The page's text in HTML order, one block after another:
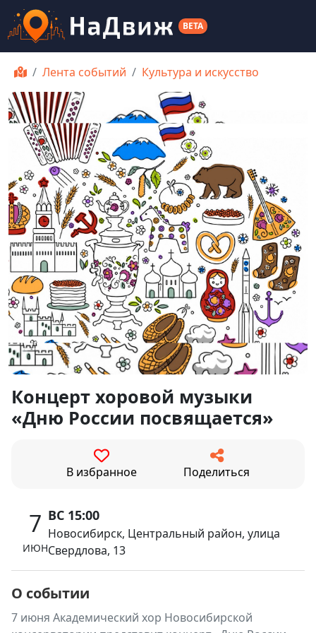
BETA
Лента событий Культура и искусство
Концерт хоровой музыки
«Дню России посвящается»
В избранное Поделиться
7
ИЮН
ВС 15:00
Новосибирск, Центральный район, улица
Свердлова, 13
О событии
7 июня Академический хор Новосибирской